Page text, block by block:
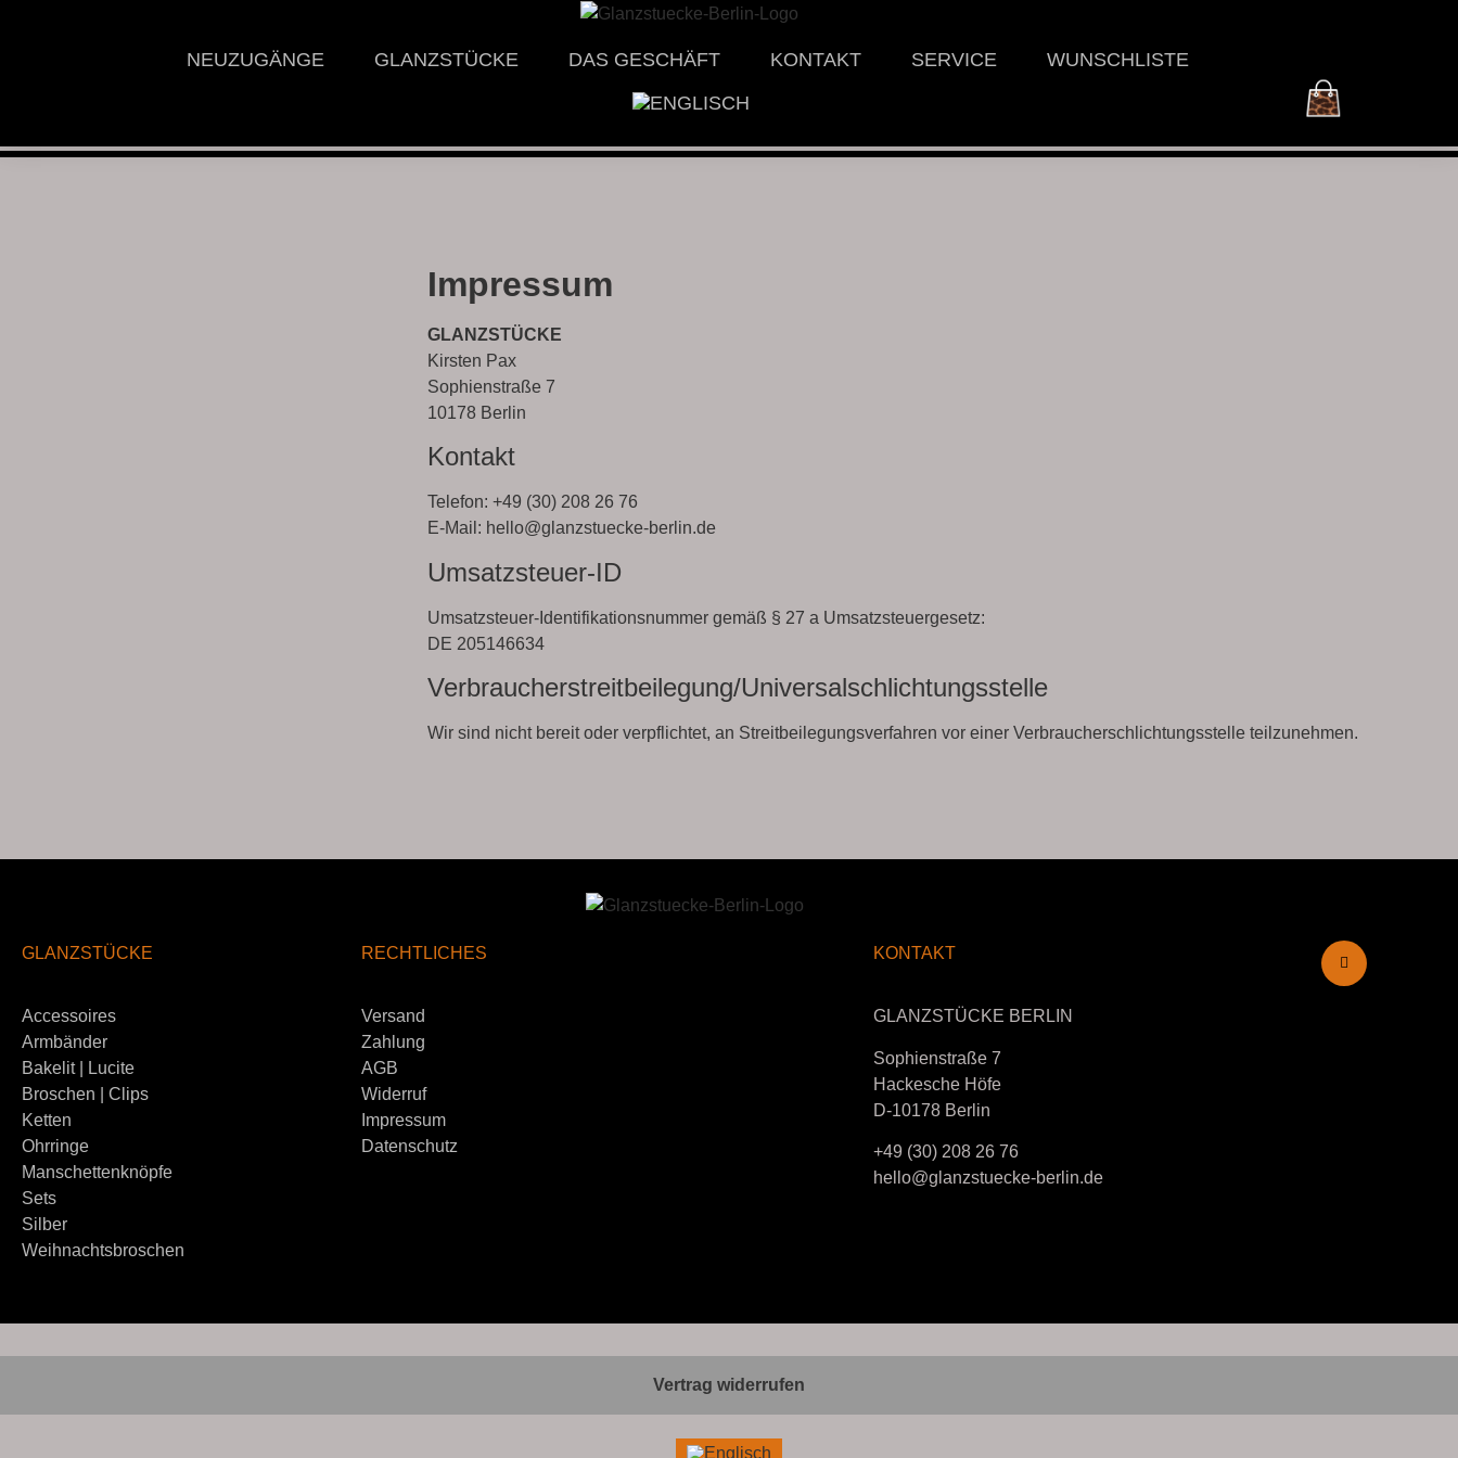
NEUZUGÄNGE GLANZSTÜCKE DAS GESCHÄFT KONTAKT SERVICE WUNSCHLISTE
Impressum
GLANZSTÜCKE
Kirsten Pax
Sophienstraße 7
10178 Berlin
Kontakt
Telefon: +49 (30) 208 26 76
E-Mail: hello@glanzstuecke-berlin.de
Umsatzsteuer-ID
Umsatzsteuer-Identifikationsnummer gemäß § 27 a Umsatzsteuergesetz:
DE 205146634
Verbraucher­streit­beilegung/Universal­schlichtungs­stelle
Wir sind nicht bereit oder verpflichtet, an Streitbeilegungsverfahren vor einer Verbraucherschlichtungsstelle teilzunehmen.
GLANZSTÜCKE
Accessoires
Armbänder
Bakelit | Lucite
Broschen | Clips
Ketten
Ohrringe
Manschettenknöpfe
Sets
Silber
Weihnachtsbroschen
RECHTLICHES
Versand
Zahlung
AGB
Widerruf
Impressum
Datenschutz
KONTAKT
GLANZSTÜCKE BERLIN
Sophienstraße 7
Hackesche Höfe
D-10178 Berlin
+49 (30) 208 26 76
hello@glanzstuecke-berlin.de
Vertrag widerrufen